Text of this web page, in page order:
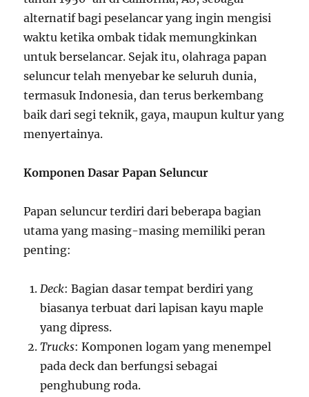
alternatif bagi peselancar yang ingin mengisi
waktu ketika ombak tidak memungkinkan
untuk berselancar. Sejak itu, olahraga papan
seluncur telah menyebar ke seluruh dunia,
termasuk Indonesia, dan terus berkembang
baik dari segi teknik, gaya, maupun kultur yang
menyertainya.
Komponen Dasar Papan Seluncur
Papan seluncur terdiri dari beberapa bagian
utama yang masing-masing memiliki peran
penting:
Deck: Bagian dasar tempat berdiri yang
biasanya terbuat dari lapisan kayu maple
yang dipress.
Trucks: Komponen logam yang menempel
pada deck dan berfungsi sebagai
penghubung roda.